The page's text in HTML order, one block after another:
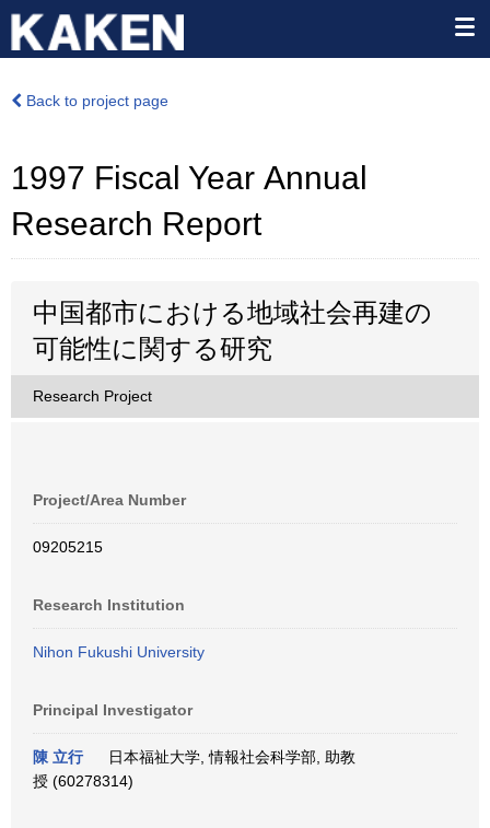
Back to project page
1997 Fiscal Year Annual
Research Report
中国都市における地域社会再建の
可能性に関する研究
Research Project
Project/Area Number
09205215
Research Institution
Nihon Fukushi University
Principal Investigator
陳 立行
日本福祉大学, 情報社会科学部, 助教
授 (60278314)